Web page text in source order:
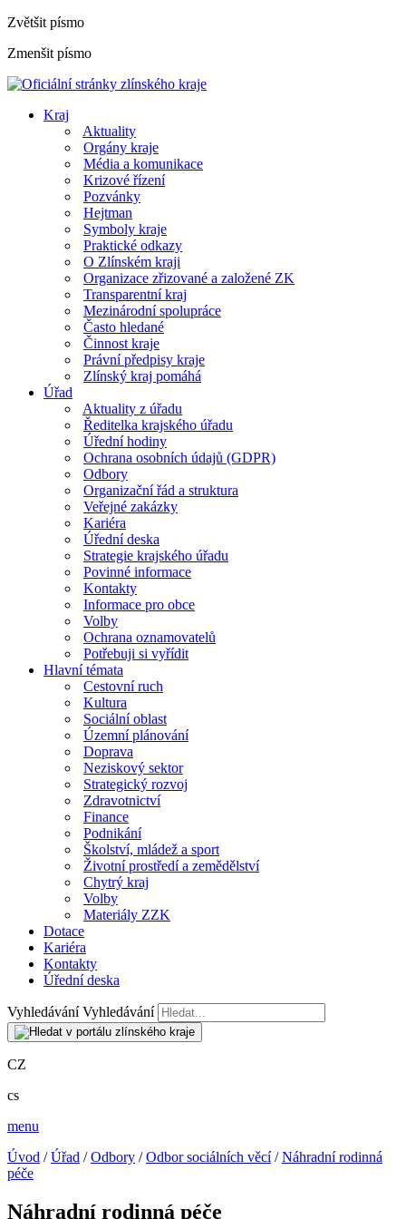
Zvětšit písmo
Zmenšit písmo
Kraj
Aktuality
Orgány kraje
Média a komunikace
Krizové řízení
Pozvánky
Hejtman
Symboly kraje
Praktické odkazy
O Zlínském kraji
Organizace zřizované a založené ZK
Transparentní kraj
Mezinárodní spolupráce
Často hledané
Činnost kraje
Právní předpisy kraje
Zlínský kraj pomáhá
Úřad
Aktuality z úřadu
Ředitelka krajského úřadu
Úřední hodiny
Ochrana osobních údajů (GDPR)
Odbory
Organizační řád a struktura
Veřejné zakázky
Kariéra
Úřední deska
Strategie krajského úřadu
Povinné informace
Kontakty
Informace pro obce
Volby
Ochrana oznamovatelů
Potřebuji si vyřídit
Hlavní témata
Cestovní ruch
Kultura
Sociální oblast
Územní plánování
Doprava
Neziskový sektor
Strategický rozvoj
Zdravotnictví
Finance
Podnikání
Školství, mládež a sport
Životní prostředí a zemědělství
Chytrý kraj
Volby
Materiály ZZK
Dotace
Kariéra
Kontakty
Úřední deska
Vyhledávání Vyhledávání
CZ
cs
menu
Úvod /Úřad /Odbory /Odbor sociálních věcí/Náhradní rodinná
péče
Náhradní rodinná péče